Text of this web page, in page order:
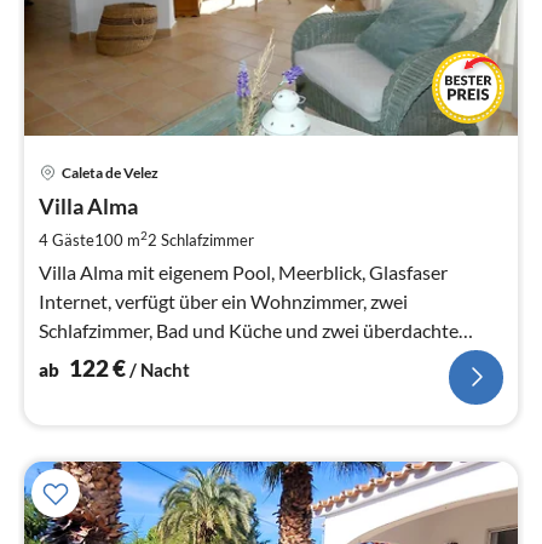
Caleta de Velez
Villa Alma
4 Gäste100 m22 Schlafzimmer
Villa Alma mit eigenem Pool, Meerblick, Glasfaser
Internet, verfügt über ein Wohnzimmer, zwei
Schlafzimmer, Bad und Küche und zwei überdachte
geschützte Sitzbereiche
ab 122€/ Nacht